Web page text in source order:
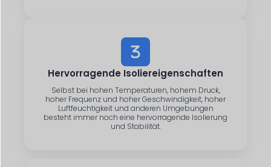
Hervorragende Isoliereigenschaften
Selbst bei hohen Temperaturen, hohem Druck,
hoher Frequenz und hoher Geschwindigkeit, hoher
Luftfeuchtigkeit und anderen Umgebungen
besteht immer noch eine hervorragende Isolierung
und Stabilität.